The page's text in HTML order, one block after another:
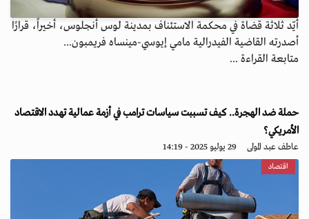
أيّد ثلاثة قضاة في محكمة الاستئناف بمدينة لوس أنجلوس، أخيراً، قرارًا
أصدرته القاضية الفيدرالية مامي إيوسي-مينساه فريمبون...
متابعة القراءة ...
حملة ضد الهجرة.. كيف تسببت سياسات ترامب في أزمة عمالية تهدد الاقتصاد
الأمريكي؟
عاطف عبد المولى 29 يوليو 2025 - 14:19
اقتصاد